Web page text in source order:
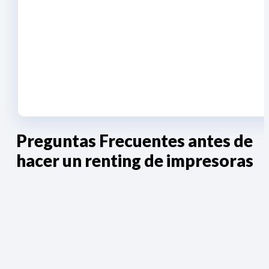
Preguntas Frecuentes antes de
hacer un renting de impresoras